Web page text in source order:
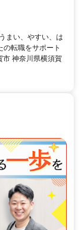
まい、やすい、は
の転職をサポート
市 神奈川県横須賀